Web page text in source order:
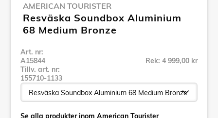
AMERICAN TOURISTER
Resväska Soundbox Aluminium
68 Medium Bronze
Art. nr:
A15844
Tillv. art. nr:
155710-1133
Rek: 4 999,00 kr
Se alla produkter inom American Tourister